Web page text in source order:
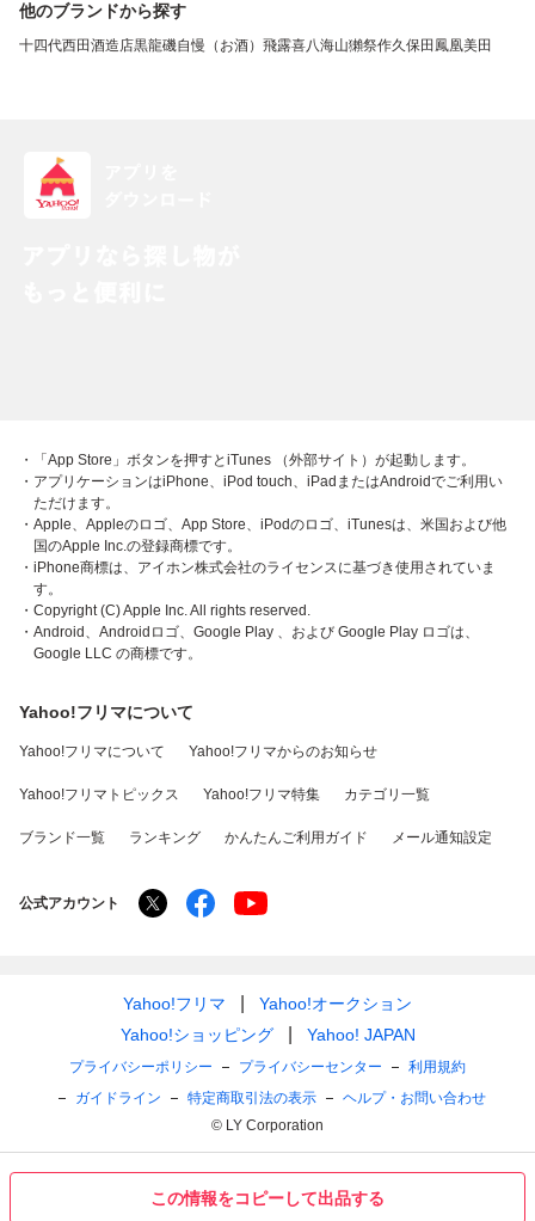
この情報をコピーして出品する
他のブランドから探す
十四代西田酒造店黒龍磯自慢（お酒） 飛露喜八海山獺祭作久保田 鳳凰美田
・「App Store」ボタンを押すとiTunes （外部サイト）が起動します。
・アプリケーションはiPhone、iPod touch、iPadまたはAndroidでご利用い
ただけます。
・Apple、Appleのロゴ、App Store、iPodのロゴ、iTunesは、米国および他
国のApple Inc.の登録商標です。
・iPhone商標は、アイホン株式会社のライセンスに基づき使用されていま
す。
・Copyright (C) Apple Inc. All rights reserved.
・Android、Androidロゴ、Google Play 、および Google Play ロゴは、
Google LLC の商標です。
Yahoo!フリマについて
Yahoo!フリマについて Yahoo!フリマからのお知らせ
Yahoo!フリマトピックス Yahoo!フリマ特集 カテゴリ一覧
ブランド一覧 ランキング かんたんご利用ガイド メール通知設定
公式アカウント
Yahoo!フリマ
Yahoo!オークション
Yahoo!ショッピング
Yahoo! JAPAN
プライバシーポリシー プライバシーセンター
利用規約
ガイドライン
特定商取引法の表示
ヘルプ・お問い合わせ
© LY Corporation